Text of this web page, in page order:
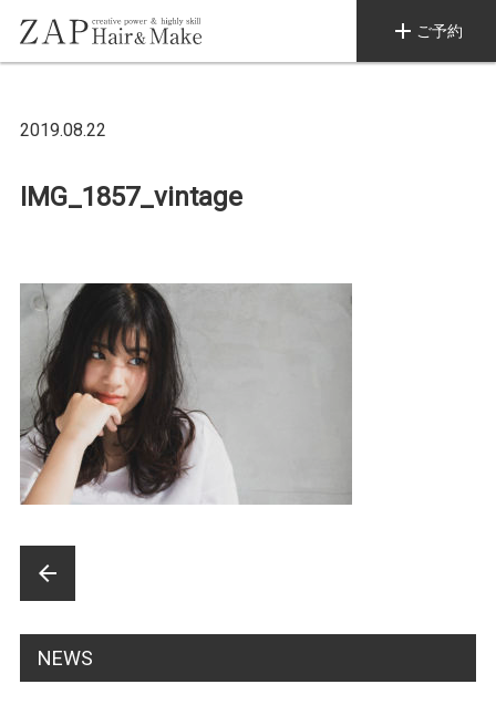
add ご予約
2019.08.22
IMG_1857_vintage
前
後
の
記
arrow_back
NEWS